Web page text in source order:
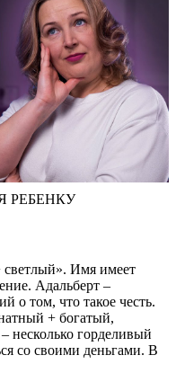
РЕБЕНКУ
светлый». Имя имеет
Адальберт –
о том, что такое честь.
+ богатый,
несколько горделивый
со своими деньгами. В